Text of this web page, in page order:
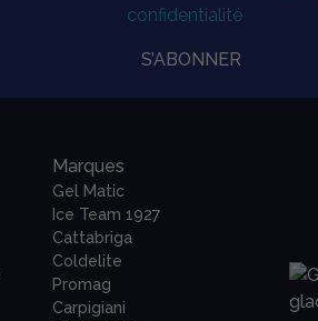
confidentialité
S’ABONNER
Marques
Gel Matic
Ice Team 1927
Cattabriga
Coldelite
Promag
Carpigiani